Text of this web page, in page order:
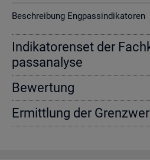
Be­schrei­bung Eng­pas­sin­di­ka­to­ren
In­di­ka­to­ren­set der
pass­ana­ly­se
Be­wer­tung
Er­mitt­lung der